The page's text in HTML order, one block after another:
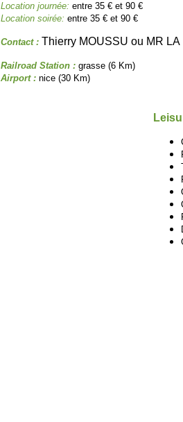
Location journée: entre 35 € et 90 €
Location soirée: entre 35 € et 90 €
Contact : Thierry MOUSSU ou MR LA
Railroad Station : grasse (6 Km)
Airport : nice (30 Km)